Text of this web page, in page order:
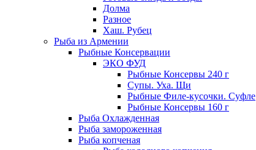
Долма
Разное
Хаш. Рубец
Рыба из Армении
Рыбные Консервации
ЭКО ФУД
Рыбные Консервы 240 г
Супы. Уха. Щи
Рыбные Филе-кусочки. Суфле
Рыбные Консервы 160 г
Рыба Охлажденная
Рыба замороженная
Рыба копченая